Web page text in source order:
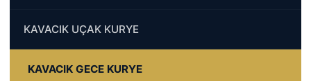
KAVACIK UÇAK KURYE
KAVACIK GECE KURYE